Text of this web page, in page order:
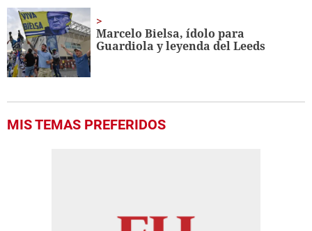
Marcelo Bielsa, ídolo para
Guardiola y leyenda del Leeds
MIS TEMAS PREFERIDOS